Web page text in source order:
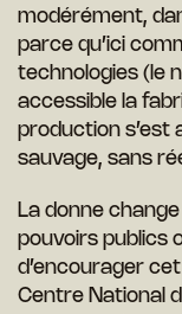
modérément,
parce qu’ici
technologies (le
accessible la
production s’est
sauvage, sans
La donne
pouvoirs publics
d’encourager
Centre National